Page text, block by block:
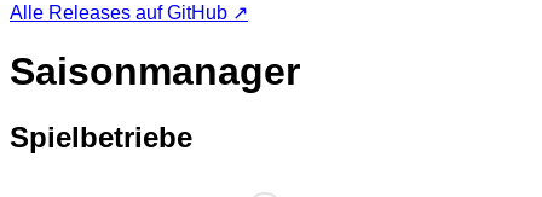
Alle Releases auf GitHub ↗
Saisonmanager
Spielbetriebe